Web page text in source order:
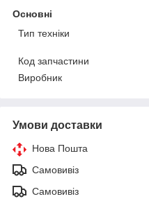
Основні
Тип техніки
Код запчастини
Виробник
Умови доставки
Нова Пошта
Самовивіз
Самовивіз